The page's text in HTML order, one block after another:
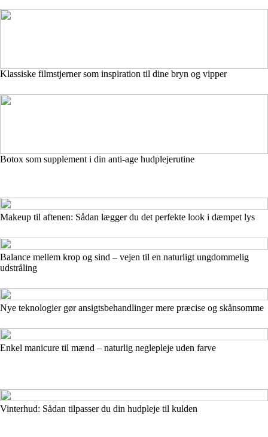
Klassiske filmstjerner som inspiration til dine bryn og vipper
Botox som supplement i din anti-age hudplejerutine
Makeup til aftenen: Sådan lægger du det perfekte look i dæmpet lys
Balance mellem krop og sind – vejen til en naturligt ungdommelig
udstråling
Nye teknologier gør ansigtsbehandlinger mere præcise og skånsomme
Enkel manicure til mænd – naturlig neglepleje uden farve
Vinterhud: Sådan tilpasser du din hudpleje til kulden